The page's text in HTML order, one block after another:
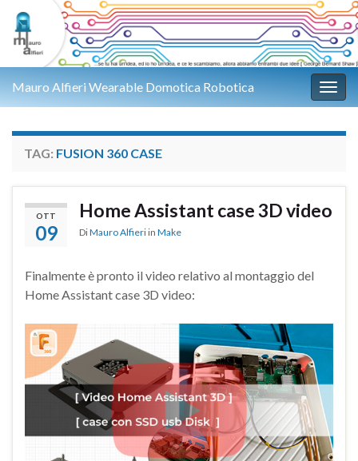
Mauro Alfieri Wearable Domotica Robotica
TAG: FUSION 360 CASE
OTT
09
Home Assistant case 3D video
DiMauro Alfieri in Make
Finalmente è pronto il video relativo al montaggio del
Home Assistant case 3D video: